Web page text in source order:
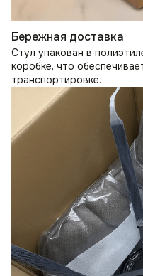
Бережная доставка
Стул упакован в
коробке, что
транспортировке.